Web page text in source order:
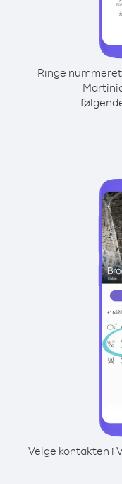
Ringe
Velge kontakten i